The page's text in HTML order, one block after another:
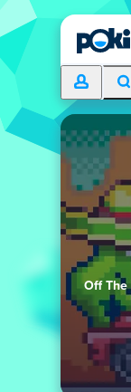
Off The